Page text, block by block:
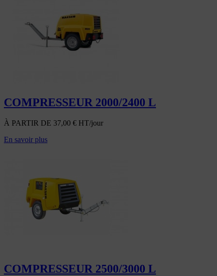
COMPRESSEUR 2000/2400 L
À PARTIR DE 37,00 € HT/jour
En savoir plus
COMPRESSEUR 2500/3000 L